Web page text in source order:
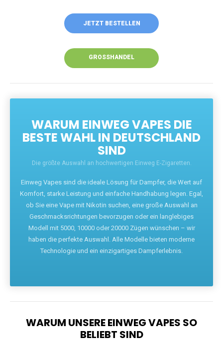
JETZT BESTELLEN
GROSSHANDEL
WARUM EINWEG VAPES DIE
BESTE WAHL IN DEUTSCHLAND
SIND
Die größte Auswahl an hochwertigen Einweg E-Zigaretten.
Einweg Vapes sind die ideale Lösung für Dampfer, die Wert auf
Komfort, starke Leistung und einfache Handhabung legen. Egal,
ob Sie eine Vape mit Nikotin suchen, eine große Auswahl an
Geschmacksrichtungen bevorzugen oder ein langlebiges
Modell mit 5000, 10000 oder 20000 Zügen wünschen – wir
haben die perfekte Auswahl. Alle Modelle bieten moderne
Technologie und ein einzigartiges Dampferlebnis.
WARUM UNSERE EINWEG VAPES SO
BELIEBT SIND